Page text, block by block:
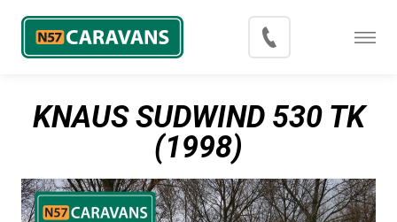
KNAUS SUDWIND 530 TK
(1998)
Menu
Inkoop
Export